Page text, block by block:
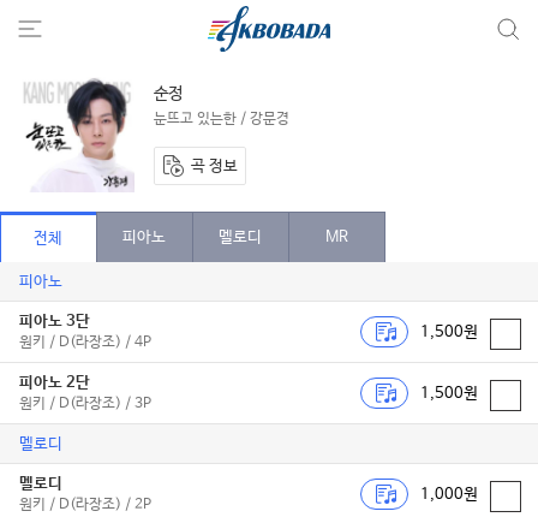
순정
눈뜨고 있는한 / 강문경
곡 정보
전체 피아노 멜로디 MR
피아노
피아노 3단
원키 / D(라장조) / 4P
1,500원
피아노 2단
원키 / D(라장조) / 3P
1,500원
멜로디
멜로디
원키 / D(라장조) / 2P
1,000원